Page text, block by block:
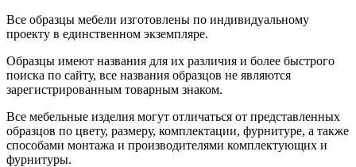
Все образцы мебели изготовлены по индивидуальному
проекту в единственном экземпляре.
Образцы имеют названия для их различия и более быстрого
поиска по сайту, все названия образцов не являются
зарегистрированным товарным знаком.
Все мебельные изделия могут отличаться от представленных
образцов по цвету, размеру, комплектации, фурнитуре, а также
способами монтажа и производителями комплектующих и
фурнитуры.